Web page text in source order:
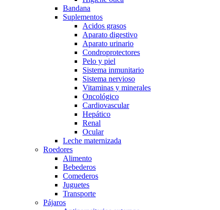
Bandana
Suplementos
Acidos grasos
Aparato digestivo
Aparato urinario
Condroprotectores
Pelo y piel
Sistema inmunitario
Sistema nervioso
Vitaminas y minerales
Oncológico
Cardiovascular
Hepático
Renal
Ocular
Leche maternizada
Roedores
Alimento
Bebederos
Comederos
Juguetes
Transporte
Pájaros